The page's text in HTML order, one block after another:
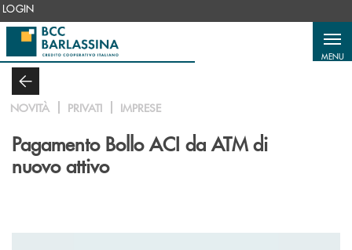
Salta al contenuto principale
LOGIN
MENU
NOVITÀ PRIVATI IMPRESE
Pagamento Bollo ACI da ATM di
nuovo attivo